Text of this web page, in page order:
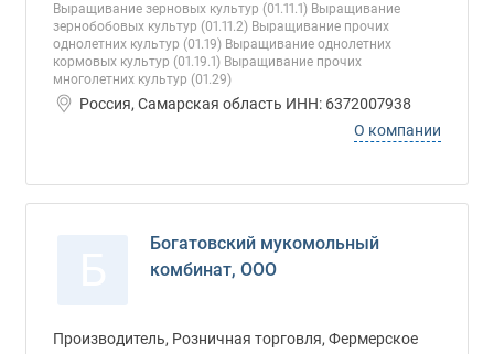
Выращивание зерновых культур (01.11.1) Выращивание
зернобобовых культур (01.11.2) Выращивание прочих
однолетних культур (01.19) Выращивание однолетних
кормовых культур (01.19.1) Выращивание прочих
многолетних культур (01.29)
Россия, Самарская область ИНН: 6372007938
О компании
Богатовский мукомольный
комбинат, ООО
Производитель, Розничная торговля, Фермерское